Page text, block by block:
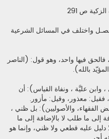
ص 291
في الاجتهـاديات] (273) فصـل واختلف في المسائل الشرعية
فالحق فيها واحد، وهو قول: (الناصر
بالله).
وابن عليَّة ، ونفاة القياس): أن
فقيل: معذور، وقيل: مأزور.
والأصوليين): بل ظني ،
إلى ما طلب لا بالإضافة إلى ما
عليه قطعي ولا ظني، وإنما هو